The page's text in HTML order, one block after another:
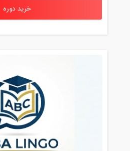
خرید دوره